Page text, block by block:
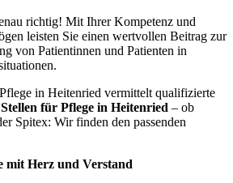
richtig! Mit Ihrer Kompetenz und
leisten Sie einen wertvollen Beitrag zur
von Patientinnen und Patienten in
in Heitenried vermittelt qualifizierte
für Pflege in Heitenried – ob
Spitex: Wir finden den passenden
mit Herz und Verstand